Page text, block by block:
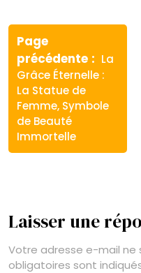
Navigation
de
l’article
Page
précédente
Article
La
Grâce Éternelle :
La Statue de
Femme, Symbole
de Beauté
Immortelle
Laisser une
Votre adresse e-mail ne
obligatoires sont